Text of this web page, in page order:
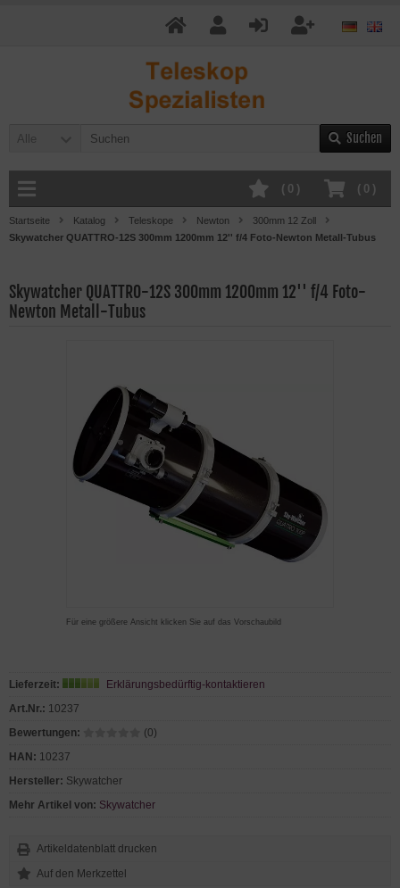
Alle Suchen
( 0 )
( 0 )
Startseite Katalog Teleskope Newton
300mm 12 Zoll
Skywatcher QUATTRO-12S 300mm 1200mm 12'' f/4 Foto-Newton Metall-Tubus
Skywatcher QUATTRO-12S 300mm 1200mm 12'' f/4 Foto-
Newton Metall-Tubus
Für eine größere Ansicht klicken Sie auf das Vorschaubild
Lieferzeit:
Erklärungsbedürftig-kontaktieren
Art.Nr.: 10237
Bewertungen:
(0)
HAN: 10237
Hersteller: Skywatcher
Mehr Artikel von: Skywatcher
Artikeldatenblatt drucken